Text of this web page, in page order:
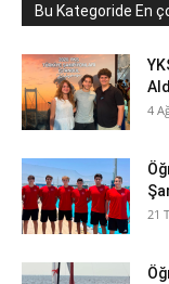
Bu Kategoride En
4
21